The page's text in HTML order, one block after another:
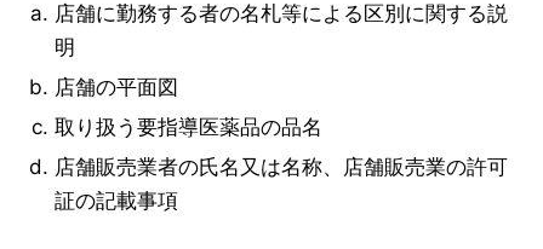
店舗に勤務する者の名札等による区別に関する説
明
店舗の平面図
取り扱う要指導医薬品の品名
店舗販売業者の氏名又は名称、店舗販売業の許可
証の記載事項